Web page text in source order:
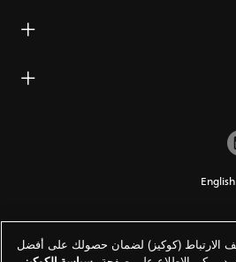
English
الارتباط (كوكيز) لضمان حصولك على أفضل